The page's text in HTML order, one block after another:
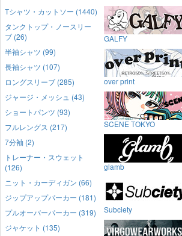
Tシャツ・カットソー (1440)
タンクトップ・ノースリー
ブ (26)
半袖シャツ (99)
長袖シャツ (107)
ロングスリーブ (285)
ジャージ・メッシュ (43)
ショートパンツ (93)
フルレングス (217)
7分袖 (2)
トレーナー・スウェット
(126)
ニット・カーディガン (66)
ジップアップパーカー (181)
プルオーバーパーカー (319)
ジャケット (135)
GALFY
over print
SCENE TOKYO
glamb
Subciety